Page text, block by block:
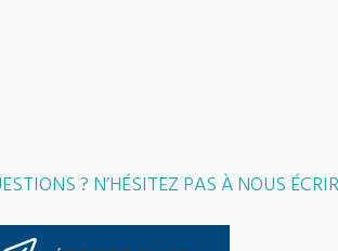
? N’HÉSITEZ PAS À NOUS